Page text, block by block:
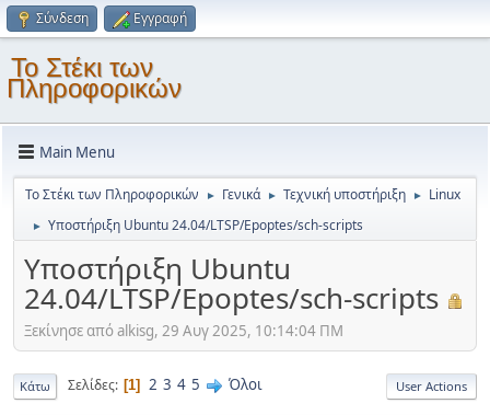
Σύνδεση Εγγραφή
Το Στέκι των
Πληροφορικών
Main Menu
Το Στέκι των Πληροφορικών ► Γενικά ► Τεχνική υποστήριξη ► Linux
► Υποστήριξη Ubuntu 24.04/LTSP/Epoptes/sch-scripts
Υποστήριξη Ubuntu
24.04/LTSP/Epoptes/sch-scripts
Ξεκίνησε από alkisg, 29 Αυγ 2025, 10:14:04 ΠΜ
Κάτω Σελίδες 1 2 3 4 5 Όλοι User Actions